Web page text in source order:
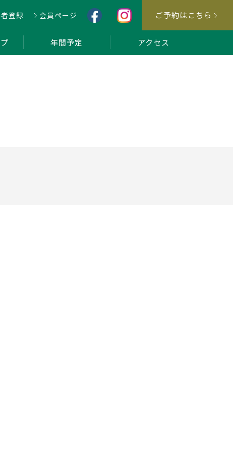
登録 会員ページ ご予約はこちら
年間予定 アクセス